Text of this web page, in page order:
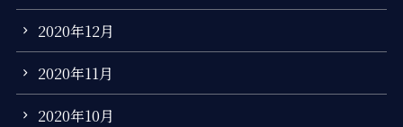
2020年12月
2020年11月
2020年10月